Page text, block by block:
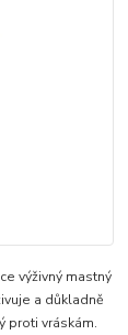
výživný mastný
a důkladně
proti vráskám.